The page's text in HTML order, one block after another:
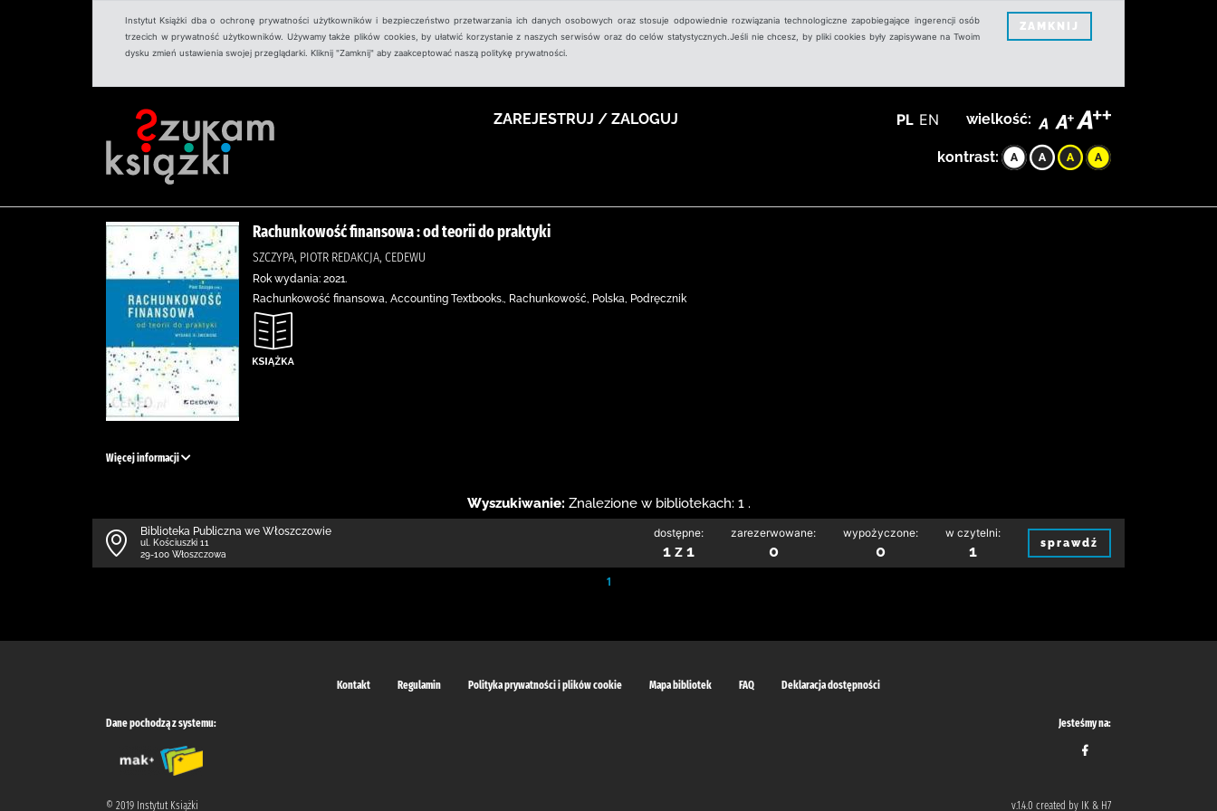
Instytut Książki dba o ochronę prywatności użytkowników i bezpieczeństwo przetwarzania ich danych osobowych oraz stosuje odpowiednie rozwiązania technologiczne zapobiegające ingerencji osób
trzecich w prywatność użytkowników. Używamy także plików cookies, by ułatwić korzystanie z naszych serwisów oraz do celów statystycznych.Jeśli nie chcesz, by pliki cookies były zapisywane na Twoim
dysku zmień ustawienia swojej przeglądarki. Kliknij "Zamknij" aby zaakceptować naszą politykę prywatności.
ZAMKNIJ
ZAREJESTRUJ / ZALOGUJ PL EN wielkość:
kontrast:
Rachunkowość finansowa : od teorii do praktyki
SZCZYPA, PIOTR REDAKCJA, CEDEWU
Rok wydania: 2021.
Rachunkowość finansowa, Accounting Textbooks., Rachunkowość, Polska, Podręcznik
Więcej informacji
Wyszukiwanie: Znalezione w bibliotekach: 1 .
Biblioteka Publiczna we Włoszczowie
ul. Kościuszki 11
29-100 Włoszczowa
dostępne:
1 z 1
zarezerwowane:
0
wypożyczone:
0
w czytelni:
1 sprawdź
1
Kontakt Regulamin Polityka prywatności i plików cookie Mapa bibliotek FAQ Deklaracja dostępności
Dane pochodzą z systemu: Jesteśmy na:
© 2019 Instytut Książki v.1.4.0 created by IK & H7